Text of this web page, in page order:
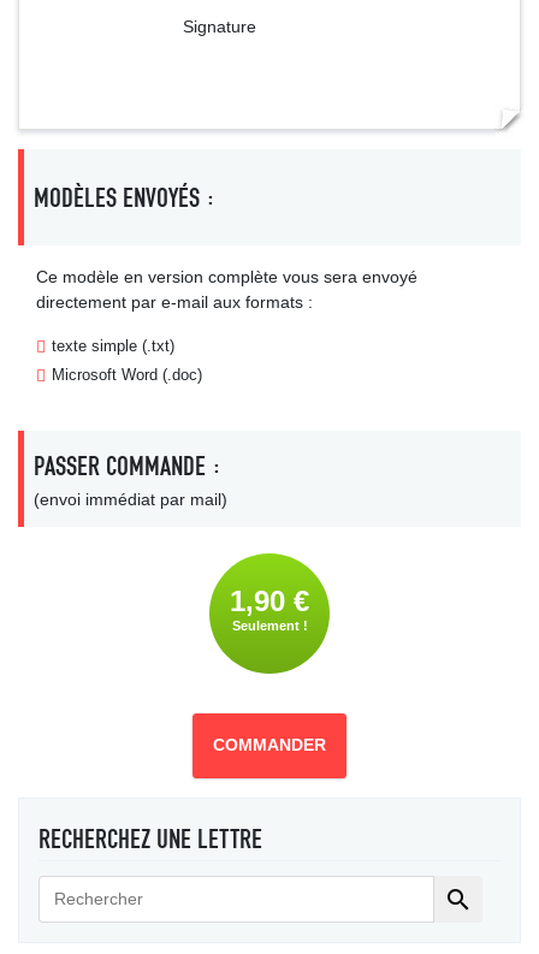
Signature
MODÈLES ENVOYÉS :
Ce modèle en version complète vous sera envoyé
directement par e-mail aux formats :
texte simple (.txt)
Microsoft Word (.doc)
PASSER COMMANDE :
(envoi immédiat par mail)
1,90 €
Seulement !
COMMANDER
RECHERCHEZ UNE LETTRE
